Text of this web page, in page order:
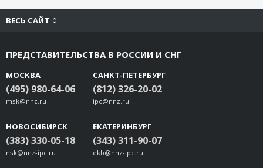
VP-MK2
VP-CPM
VP-520HB
VP-1214MPIR
VP-CI803
VP-IR22080
Videotec PTCC1
Videotec UPTWBTA
ВЕСЬ САЙТ
ПРЕДСТАВИТЕЛЬСТВА В РОССИИ И СНГ
МОСКВА
(495) 980-64-06
msk@nnz.ru
САНКТ-ПЕТЕРБУРГ
(812) 326-20-02
ipc@nnz.ru
НОВОСИБИРСК
(383) 330-05-18
nsk@nnz-ipc.ru
ЕКАТЕРИНБУРГ
(343) 311-90-07
ekb@nnz-ipc.ru